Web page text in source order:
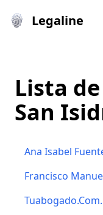
Legaline
Lista
San
Ana Isabel
Francisco